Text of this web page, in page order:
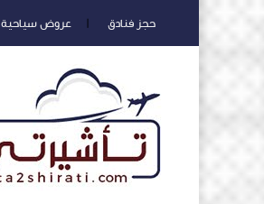
حجز فنادق عروض سياحية